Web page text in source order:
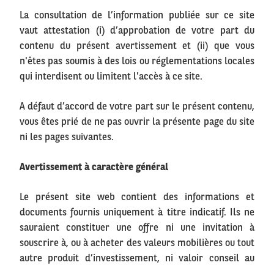
La consultation de l’information publiée sur ce site
vaut attestation (i) d’approbation de votre part du
contenu du présent avertissement et (ii) que vous
n'êtes pas soumis à des lois ou réglementations locales
qui interdisent ou limitent l'accès à ce site.
A défaut d’accord de votre part sur le présent contenu,
vous êtes prié de ne pas ouvrir la présente page du site
ni les pages suivantes.
Avertissement à caractère général
Le présent site web contient des informations et
documents fournis uniquement à titre indicatif. Ils ne
sauraient constituer une offre ni une invitation à
souscrire à, ou à acheter des valeurs mobilières ou tout
autre produit d’investissement, ni valoir conseil au